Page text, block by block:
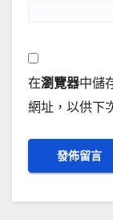
在瀏覽器中儲
網址，以供下